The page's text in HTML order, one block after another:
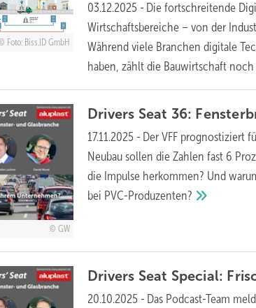
Foto: Biss.ID GmbH
03.12.2025 - Die fortschreitende
Wirtschaftsbereiche – von der
Während viele Branchen digitale
haben, zählt die Bauwirtschaft
GW
Drivers Seat 36:
17.11.2025 - Der VFF prognostiziert
Neubau sollen die Zahlen fast 6
die Impulse herkommen? Und
bei PVC-Produzenten?
Drivers Seat Special:
20.10.2025 - Das Podcast-Team